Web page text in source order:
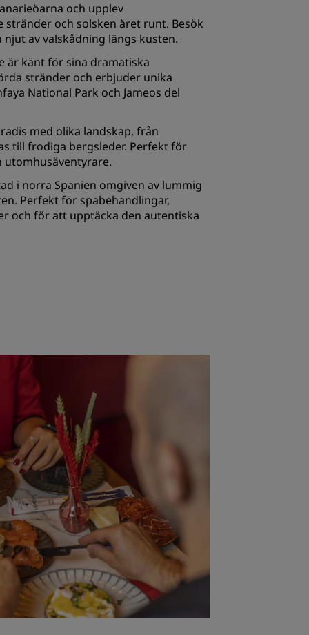
och upplev
stränder och solsken året runt. Besök
njut av valskådning längs kusten.
är känt för sina dramatiska
stränder och erbjuder unika
National Park och Jameos del
med olika landskap, från
till frodiga bergsleder. Perfekt för
utomhusäventyrare.
i norra Spanien omgiven av lummig
Perfekt för spabehandlingar,
och för att upptäcka den autentiska